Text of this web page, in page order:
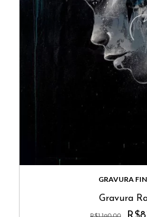
GRAVURA
Gravura